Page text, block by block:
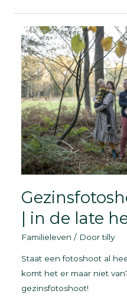
| in de late
Familieleven / Doortilly
Staat een fotoshoot al
komt het er maar niet
gezinsfotoshoot!